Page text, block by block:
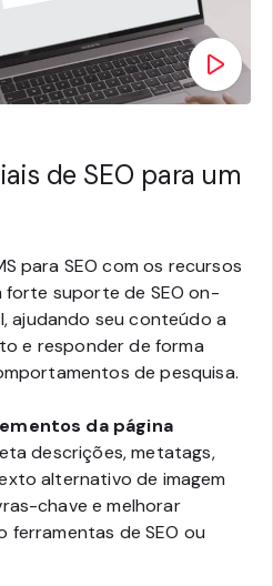
de SEO para um
para SEO com os recursos
suporte de SEO on-
ajudando seu conteúdo a
e responder de forma
de pesquisa.
da página
descrições, metatags,
alternativo de imagem
chave e melhorar
ferramentas de SEO ou